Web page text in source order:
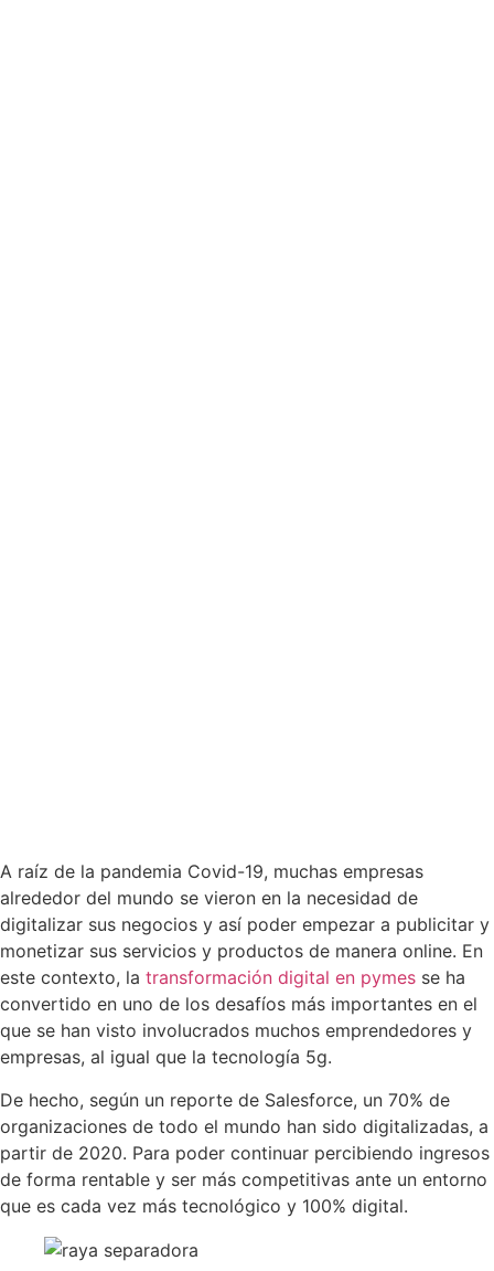
A raíz de la pandemia Covid-19, muchas empresas
alrededor del mundo se vieron en la necesidad de
digitalizar sus negocios y así poder empezar a publicitar y
monetizar sus servicios y productos de manera online. En
este contexto, la transformación digital en pymes se ha
convertido en uno de los desafíos más importantes en el
que se han visto involucrados muchos emprendedores y
empresas, al igual que la tecnología 5g.
De hecho, según un reporte de Salesforce, un 70% de
organizaciones de todo el mundo han sido digitalizadas, a
partir de 2020. Para poder continuar percibiendo ingresos
de forma rentable y ser más competitivas ante un entorno
que es cada vez más tecnológico y 100% digital.